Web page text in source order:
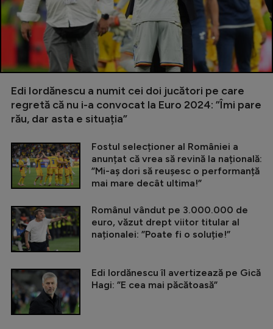
Edi Iordănescu a numit cei doi jucători pe care
regretă că nu i-a convocat la Euro 2024: ”Îmi pare
rău, dar asta e situația”
Fostul selecționer al României a
anunțat că vrea să revină la națională:
”Mi-aș dori să reușesc o performanță
mai mare decât ultima!”
Românul vândut pe 3.000.000 de
euro, văzut drept viitor titular al
naționalei: ”Poate fi o soluție!”
Edi Iordănescu îl avertizează pe Gică
Hagi: ”E cea mai păcătoasă”